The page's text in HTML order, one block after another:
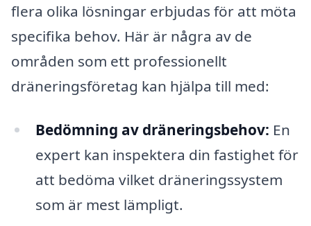
flera olika lösningar erbjudas för att möta
specifika behov. Här är några av de
områden som ett professionellt
dräneringsföretag kan hjälpa till med:
Bedömning av dräneringsbehov: En
expert kan inspektera din fastighet för
att bedöma vilket dräneringssystem
som är mest lämpligt.